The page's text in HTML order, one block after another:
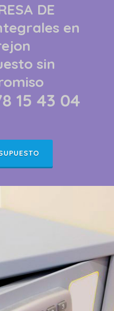
DE
en
sin
15 43 04